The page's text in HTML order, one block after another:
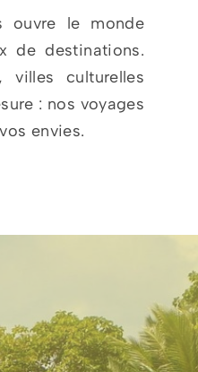
ouvre le monde
de destinations.
villes culturelles
: nos voyages
envies.